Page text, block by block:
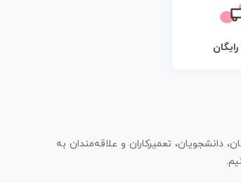
دانشجویان، تعمیرکاران و علاقه‌مندان به